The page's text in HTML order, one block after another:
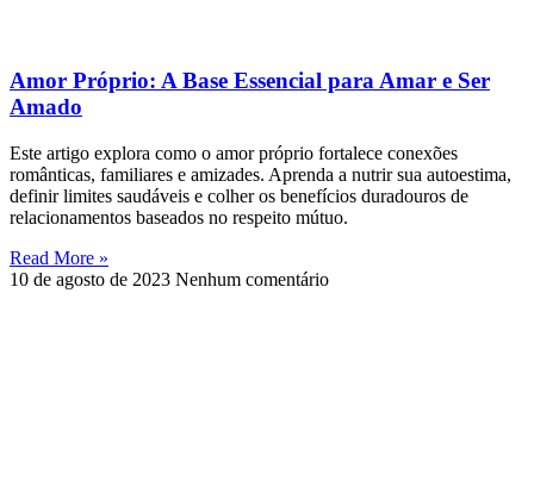
Amor Próprio: A Base Essencial para Amar e Ser
Amado
Este artigo explora como o amor próprio fortalece conexões
românticas, familiares e amizades. Aprenda a nutrir sua autoestima,
definir limites saudáveis ​​e colher os benefícios duradouros de
relacionamentos baseados no respeito mútuo.
Read More »
10 de agosto de 2023 Nenhum comentário